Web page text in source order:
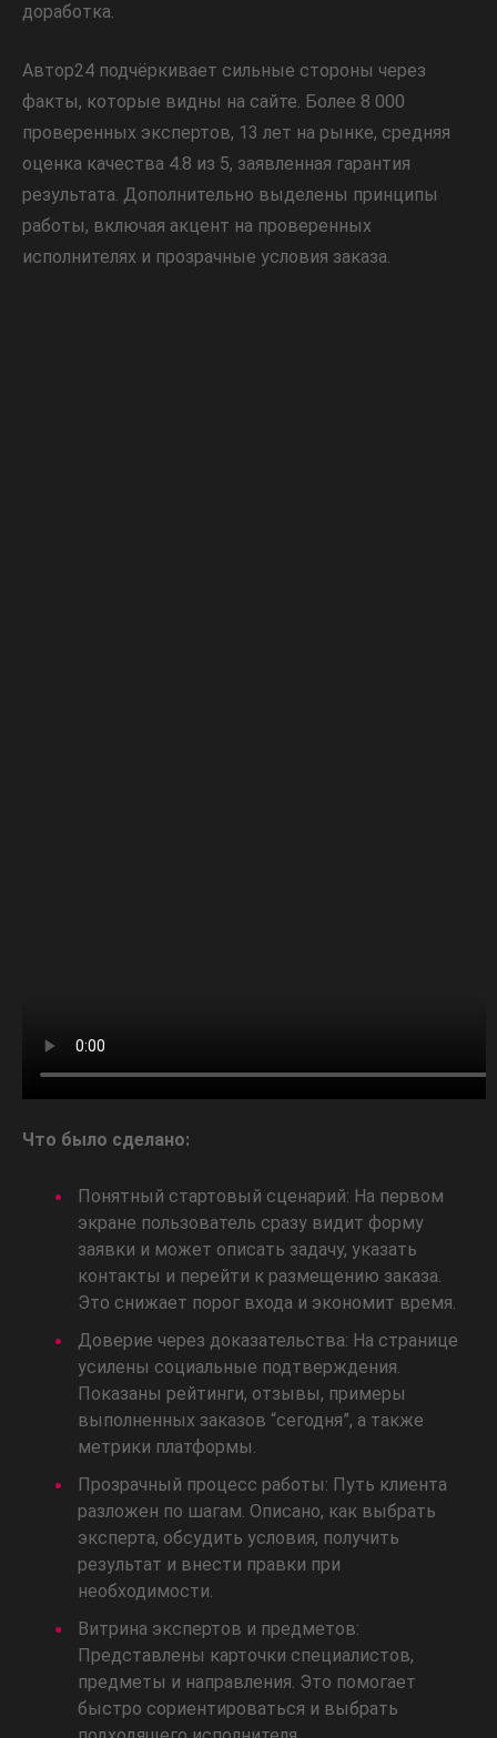
доработка.
Автор24 подчёркивает сильные стороны через
факты, которые видны на сайте. Более 8 000
проверенных экспертов, 13 лет на рынке, средняя
оценка качества 4.8 из 5, заявленная гарантия
результата. Дополнительно выделены принципы
работы, включая акцент на проверенных
исполнителях и прозрачные условия заказа.
Что было сделано:
Понятный стартовый сценарий: На первом
экране пользователь сразу видит форму
заявки и может описать задачу, указать
контакты и перейти к размещению заказа.
Это снижает порог входа и экономит время.
Доверие через доказательства: На странице
усилены социальные подтверждения.
Показаны рейтинги, отзывы, примеры
выполненных заказов “сегодня”, а также
метрики платформы.
Прозрачный процесс работы: Путь клиента
разложен по шагам. Описано, как выбрать
эксперта, обсудить условия, получить
результат и внести правки при
необходимости.
Витрина экспертов и предметов:
Представлены карточки специалистов,
предметы и направления. Это помогает
быстро сориентироваться и выбрать